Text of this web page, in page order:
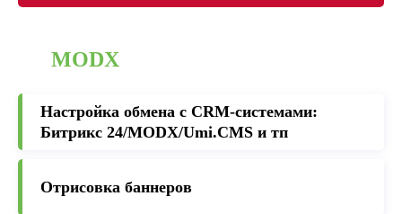
MODX
Настройка обмена с CRM-cистемами:
Битрикс 24/MODX/Umi.CMS и тп
Отрисовка баннеров